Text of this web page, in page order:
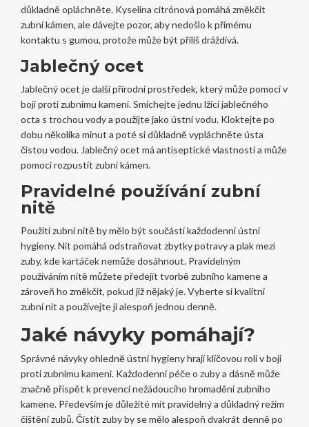
důkladně opláchněte. Kyselina citrónová pomáhá změkčit
zubní kámen, ale dávejte pozor, aby nedošlo k přímému
kontaktu s gumou, protože může být příliš dráždivá.
Jablečný ocet
Jablečný ocet je další přírodní prostředek, který může pomoci v
boji proti zubnímu kameni. Smíchejte jednu lžíci jablečného
octa s trochou vody a použijte jako ústní vodu. Kloktejte po
dobu několika minut a poté si důkladně vypláchněte ústa
čistou vodou. Jablečný ocet má antiseptické vlastnosti a může
pomoci rozpustit zubní kámen.
Pravidelné používání zubní
nitě
Použití zubní nitě by mělo být součástí každodenní ústní
hygieny. Nit pomáhá odstraňovat zbytky potravy a plak mezi
zuby, kde kartáček nemůže dosáhnout. Pravidelným
používáním nitě můžete předejít tvorbě zubního kamene a
zároveň ho změkčit, pokud již nějaký je. Vyberte si kvalitní
zubní nit a používejte ji alespoň jednou denně.
Jaké návyky pomáhají?
Správné návyky ohledně ústní hygieny hrají klíčovou roli v boji
proti zubnímu kameni. Každodenní péče o zuby a dásně může
značně přispět k prevenci nežádoucího hromadění zubního
kamene. Především je důležité mít pravidelný a důkladný režim
čištění zubů. Čistit zuby by se mělo alespoň dvakrát denně po